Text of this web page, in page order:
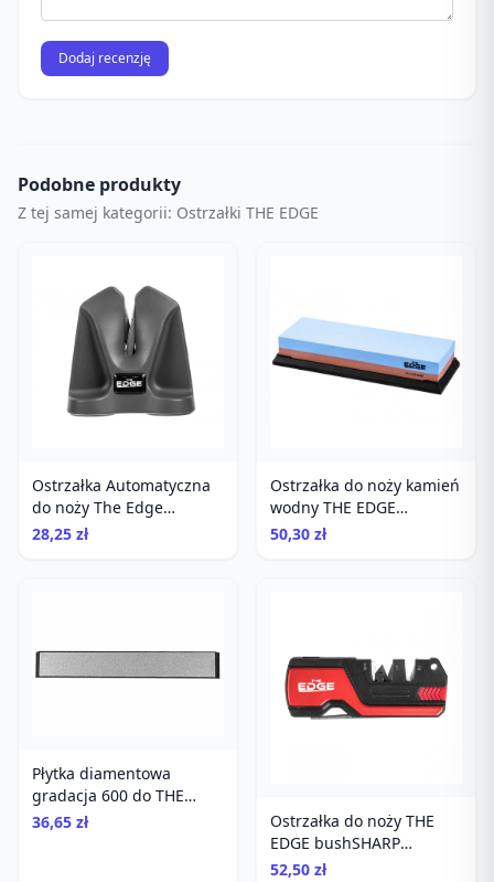
Dodaj recenzję
Podobne produkty
Z tej samej kategorii: Ostrzałki THE EDGE
Ostrzałka Automatyczna
do noży The Edge
Autosharp
28,25 zł
Ostrzałka do noży kamień
wodny THE EDGE
stoneSHARP 240/800
50,30 zł
Płytka diamentowa
gradacja 600 do THE
EDGE proSHARP
36,65 zł
Ostrzałka do noży THE
EDGE bushSHARP
czerwona + krzesiwo
52,50 zł